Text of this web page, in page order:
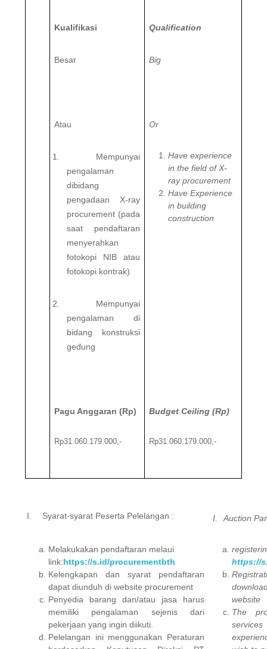
Kualifikasi
Besar
Atau
1. Mempunyai
pengalaman
dibidang
pengadaan X-ray
procurement (pada
saat pendaftaran
menyerahkan
fotokopi NIB atau
fotokopi kontrak)
2. Mempunyai
pengalaman di
bidang konstruksi
gedung
Qualification
Big
Or
Have experience
in the field of X-
ray procurement
Have Experience
in building
construction
Pagu Anggaran (Rp)
Rp31.060.179.000,-
Budget Ceiling (Rp)
Rp31.060.179.000,-
I. Syarat-syarat Peserta Pelelangan : I. Auction
Melakukakan pendaftaran melaui
link:https://s.id/procurementbth
Kelengkapan dan syarat pendaftaran
dapat diunduh di website procurement
Penyedia barang dan/atau jasa harus
memiliki pengalaman sejenis dari
pekerjaan yang ingin diikuti.
Pelelangan ini menggunakan Peraturan
https://
website
The